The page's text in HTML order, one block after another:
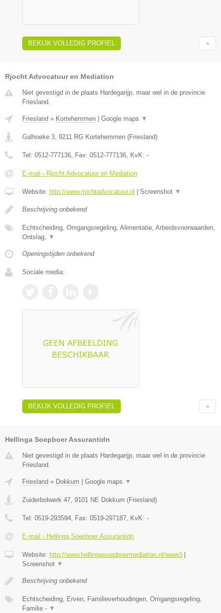
BEKIJK VOLLEDIG PROFIEL
Rjocht Advocatuur en Mediation
Niet gevestigd in de plaats Hardegarijp, maar wel in de provincie
Friesland.
Friesland » Kortehemmen | Google maps ▼
Galhoeke 3 9211 RG Kortehemmen (Friesland)
Tel: 0512-777136 , Fax: 0512-777136 , KvK: -
E-mail › Rjocht Advocatuur en Mediation
Website: http://www.rjochtadvocatuur.nl | Screenshot ▼
Beschrijving onbekend
Echtscheiding, Omgangsregeling, Alimentatie, Arbeidsvoorwaarden,
Ontslag,
▼
Openingstijden onbekend
Sociale media:
BEKIJK VOLLEDIG PROFIEL
Hellinga Soepboer Assurantidn
Niet gevestigd in de plaats Hardegarijp, maar wel in de provincie
Friesland.
Friesland » Dokkum Google maps ▼
Zuiderbolwerk 47, 9101 NE Dokkum (Friesland)
Tel: 0519-293594, Fax: 0519-297187, KvK: -
E-mail › Hellinga Soepboer Assurantidn
Website: http://www.hellingasoepboermediation.nl/www3
Screenshot ▼
Beschrijving onbekend
Echtscheiding, Erven, Familieverhoudingen, Omgangsregeling,
Familie - ▼